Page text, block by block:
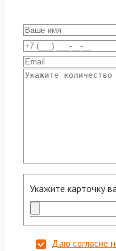
Укажите карточку
Даю согласие